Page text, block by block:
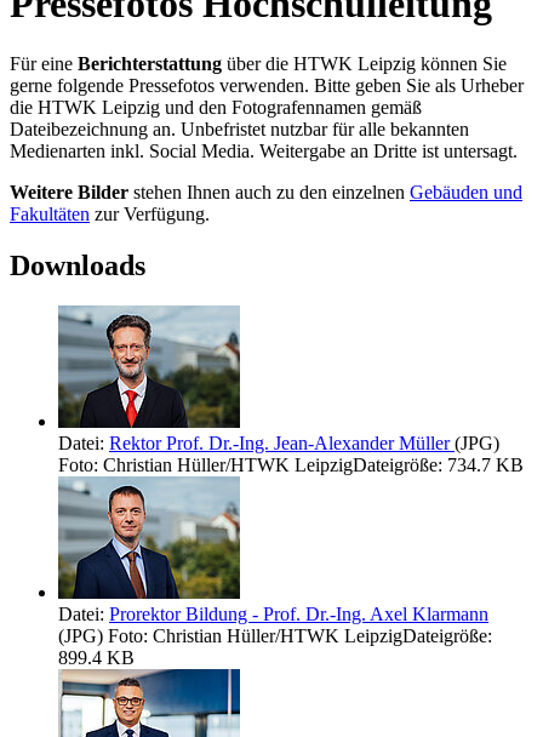
Für eine Berichterstattung über die HTWK Leipzig können Sie
gerne folgende Pressefotos verwenden. Bitte geben Sie als Urheber
die HTWK Leipzig und den Fotografennamen gemäß
Dateibezeichnung an. Unbefristet nutzbar für alle bekannten
Medienarten inkl. Social Media. Weitergabe an Dritte ist untersagt.
Weitere Bilder stehen Ihnen auch zu den einzelnen Gebäuden und
Fakultäten zur Verfügung.
Downloads
Datei: Rektor Prof. Dr.-Ing. Jean-Alexander Müller(JPG)
Foto: Christian Hüller/HTWK LeipzigDateigröße: 734.7 KB
Datei: Prorektor Bildung - Prof. Dr.-Ing. Axel Klarmann
(JPG) Foto: Christian Hüller/HTWK LeipzigDateigröße:
899.4 KB